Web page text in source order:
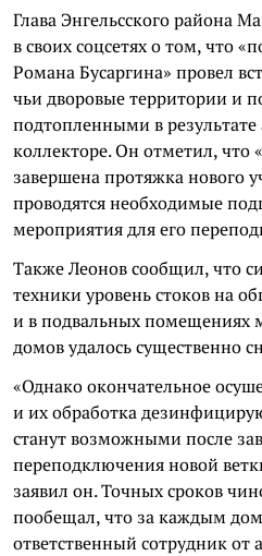
Глава Энгельсского района
в своих соцсетях о том, что
Романа Бусаргина» провел
чьи дворовые территории и
подтопленными в
коллекторе. Он отметил,
завершена протяжка нового
проводятся необходимые
мероприятия для его
Также Леонов сообщил, что
техники уровень стоков на
и в подвальных помещениях
домов удалось существенно
«Однако окончательное
и их обработка
станут возможными после
переподключения новой
заявил он. Точных сроков
пообещал, что за каждым
ответственный сотрудник